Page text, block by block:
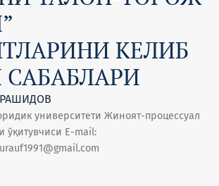
КЕЛИБ
университети Жиноят-процессуал
ўқитувчиси Е-mail: